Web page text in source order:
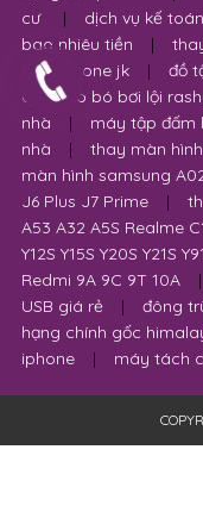
cư
| dịch vụ kế toán
bao nhiêu tiền
|
hình iphone jk
| đồ
quần áo bó bơi lội
nhà
|
máy tập đấm
nhà
| thay màn
màn hình samsung
J6 Plus J7 Prime
|
A53 A32 A5S Realme
Y12S Y15S Y20S Y21S
Redmi 9A 9C 9T 10A
|
USB giá rẻ
|
đông
hạng chính gốc
iphone
| máy tách